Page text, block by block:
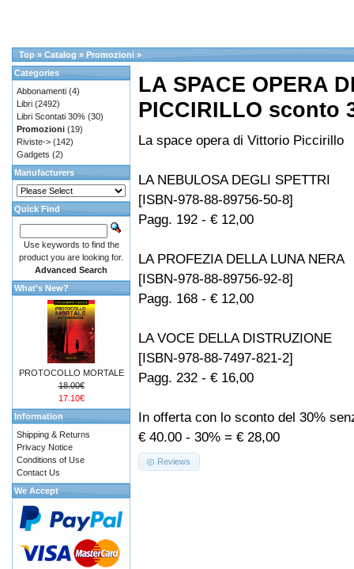
Top » Catalog » Promozioni »
LA SPACE OPERA
PICCIRILLO sconto
La space opera di Vittorio Piccirillo
LA NEBULOSA DEGLI SPETTRI
[ISBN-978-88-89756-50-8]
Pagg. 192 - € 12,00
LA PROFEZIA DELLA LUNA NERA
[ISBN-978-88-89756-92-8]
Pagg. 168 - € 12,00
LA VOCE DELLA DISTRUZIONE
[ISBN-978-88-7497-821-2]
Pagg. 232 - € 16,00
In offerta con lo sconto del 30%
€ 40.00 - 30% = € 28,00
Reviews
Categories
Abbonamenti (4)
Libri (2492)
Libri Scontati 30% (30)
Promozioni (19)
Riviste-> (142)
Gadgets (2)
Manufacturers
Quick Find
Use keywords to find the
product you are looking for.
Advanced Search
What's New?
PROTOCOLLO MORTALE
18.00€
17.10€
Information
Shipping & Returns
Privacy Notice
Conditions of Use
Contact Us
We Accept